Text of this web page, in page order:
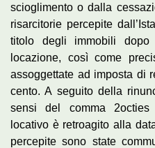
scioglimento o dalla
risarcitorie percepite
titolo degli immobili
locazione, così come
assoggettate ad imposta di
cento. A seguito della
sensi del comma
locativo è retroagito alla
percepite sono state